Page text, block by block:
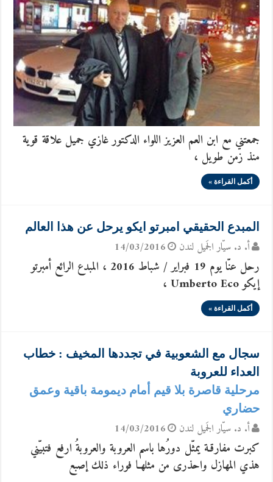
جمعتني مع ابن العم العزيز اللواء الدكتور غازي جميل علاقة قوية
منذ زمن طويل ،
أكمل القراءة »
المبدع الحقيقي امبرتو ايكو يرحل عن هذا العالم
أ. د. سيّار الجَميل لندن 14/03/2016
رحل عنّا يوم 19 فبراير / شباط 2016 ، المبدع الرائع أمبرتو
إيكو Umberto Eco ،
أكمل القراءة »
سجال مع الشعوبية في تجددها المخيف : خطاب
العداء للعروبة
مرحلية قاصرة بلا قيم أمام ديمومة باقية وعمق
حضاري
أ. د. سيّار الجَميل لندن 14/03/2016
كبرت مفارقـة يمثّل دورُها باسم العروبة والعروبةُ ارفع فتبيّني
هذي المهازل واحذرى من مثلهـا فوراء ذلك إصبع